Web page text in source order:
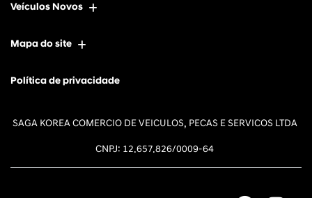
Veículos Novos
Mapa do site
Política de privacidade
SAGA KOREA COMERCIO DE VEICULOS, PECAS E SERVICOS LTDA
CNPJ: 12.657.826/0009-64